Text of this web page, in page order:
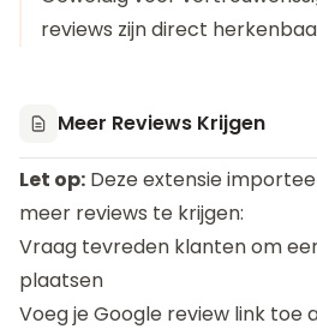
reviews zijn direct
Meer Reviews Krijgen
Let op: Deze extensie
meer reviews te krijgen:
Vraag tevreden klanten om
plaatsen
Voeg je Google review link toe